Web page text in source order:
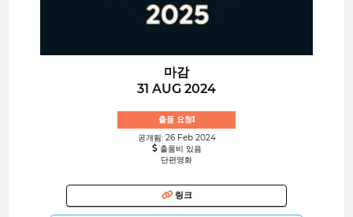
마감
31 AUG 2024
출품 요청!
공개됨: 26 Feb 2024
출품비 있음
단편영화
링크